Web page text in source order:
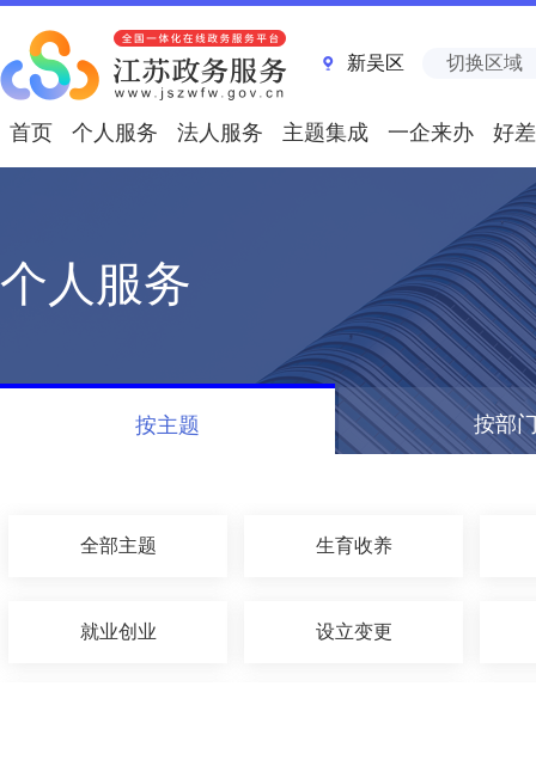
新吴区 切换区域
首页 个人服务 法人服务 主题集成 一企来办 好
个人服务
按主题 按部
全部主题 生育收养
就业创业 设立变更